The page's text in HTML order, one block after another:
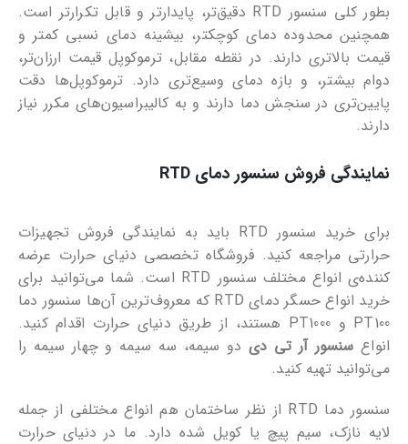
بطور کلی سنسور RTD دقیق‌تر، پایدارتر و قابل تکرارتر است.
همچنین محدوده دمای کوچکتر، بیشینه دمای نسبی کمتر و
قیمت بالاتری دارند. در نقطه مقابل، ترموکوپل قیمت ارزان‌تر،
دوام بیشتر، و بازه دمای وسیع‌تری دارد. ترموکوپل‌ها دقت
پایین‌تری در سنجش دما دارند و به کالیبراسیون‌های مکرر نیاز
دارند.
نمایندگی فروش سنسور دمای RTD
برای خرید سنسور RTD باید به نمایندگی فروش تجهیزات
حرارتی مراجعه کنید. فروشگاه تخصصی دنیای حرارت عرضه
کننده‌ی انواع مختلف سنسور RTD است. شما می‌توانید برای
خرید انواع حسگر دمای RTD که معروف‌ترین آن‌ها سنسور دما
PT100 و PT1000 هستند، از طریق دنیای حرارت اقدام کنید.
انواع سنسور آر تی دی دو سیمه، سه سیمه و چهار سیمه را
می‌توانید تهیه کنید.
سنسور دما RTD از نظر ساختمان هم انواع مختلفی از جمله
لایه نازک، سیم پیچ یا کویل شده دارد. ما در دنیای حرارت